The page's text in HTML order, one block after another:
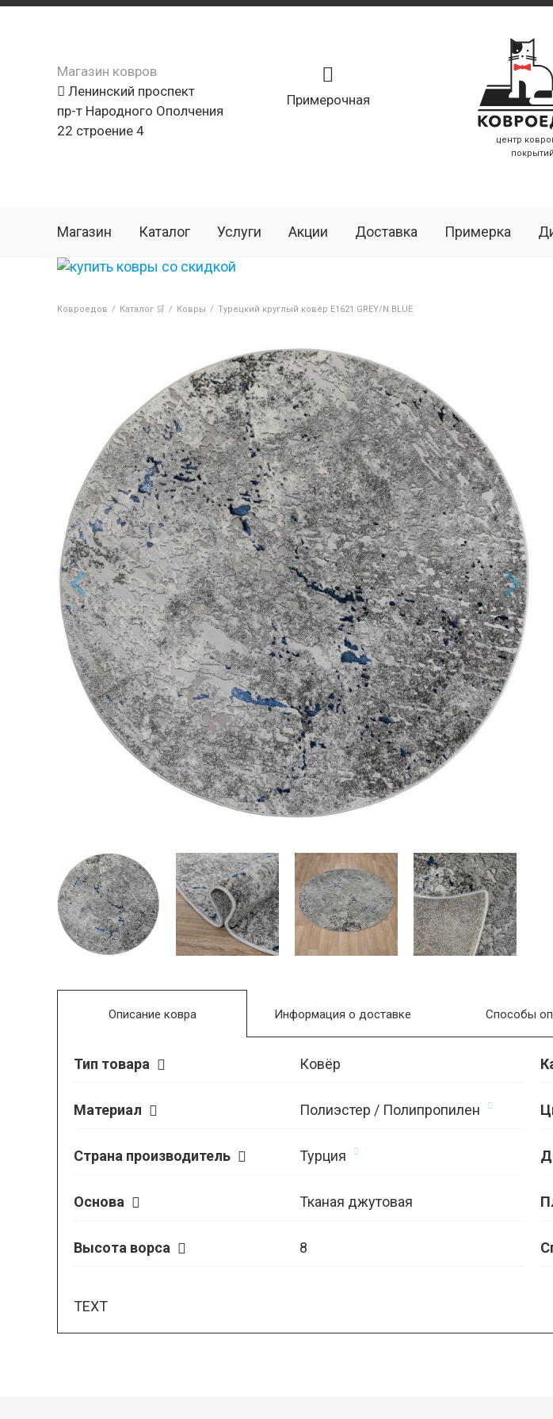
Магазин ковров
Ленинский проспект
пр-т Народного Ополчения
22 строение 4
Примерочная
центр
покрытий
Магазин Каталог Услуги Акции Доставка Примерка
Ковроедов / Каталог 🛒 / Ковры / Турецкий круглый ковёр E1621 GREY/N.BLUE
Описание ковра
Тип товара Ковёр
Материал Полиэстер / Полипропилен
Страна производитель Турция
Основа Тканая джутовая
Высота ворса 8
TEXT
Информация о доставке Способы